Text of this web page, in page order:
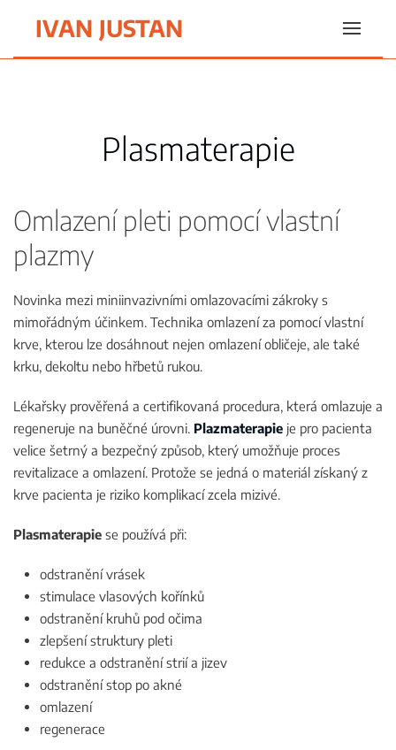
IVAN JUSTAN
Plasmaterapie
Omlazení pleti pomocí vlastní
plazmy
Novinka mezi miniinvazivními omlazovacími zákroky s
mimořádným účinkem. Technika omlazení za pomocí vlastní
krve, kterou lze dosáhnout nejen omlazení obličeje, ale také
krku, dekoltu nebo hřbetů rukou.
Lékařsky prověřená a certifikovaná procedura, která omlazuje a
regeneruje na buněčné úrovni. Plazmaterapie je pro pacienta
velice šetrný a bezpečný způsob, který umožňuje proces
revitalizace a omlazení. Protože se jedná o materiál získaný z
krve pacienta je riziko komplikací zcela mizivé.
Plasmaterapie se používá při:
odstranění vrásek
stimulace vlasových kořínků
odstranění kruhů pod očima
zlepšení struktury pleti
redukce a odstranění strií a jizev
odstranění stop po akné
omlazení
regenerace